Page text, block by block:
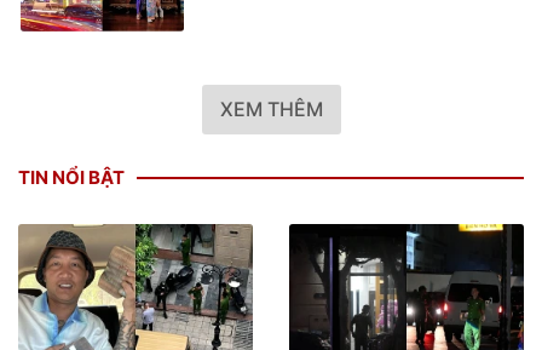
XEM THÊM
TIN NỔI BẬT